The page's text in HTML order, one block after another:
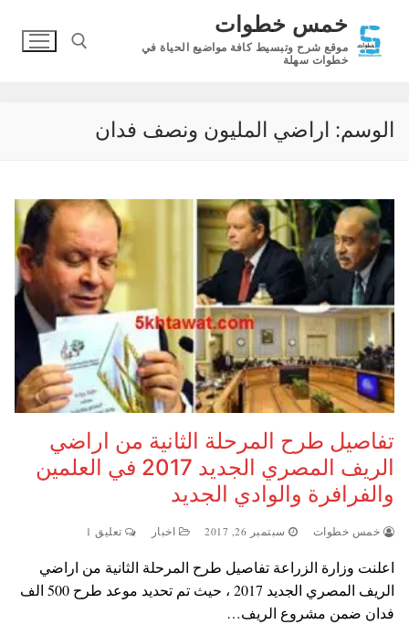
المحتوى
خمس خطوات
موقع شرح وتبسيط كافة مواضيع الحياة في
خطوات سهلة
الوسم: اراضي المليون ونصف فدان
تفاصيل طرح المرحلة الثانية من اراضي
الريف المصري الجديد 2017 في العلمين
والفرافرة والوادي الجديد
خمس خطوات سبتمبر 26, 2017 اخبار تعليق 1
اعلنت وزارة الزراعة تفاصيل طرح المرحلة الثانية من اراضي
الريف المصري الجديد 2017 ، حيث تم تحديد موعد طرح 500 الف
فدان ضمن مشروع الريف…